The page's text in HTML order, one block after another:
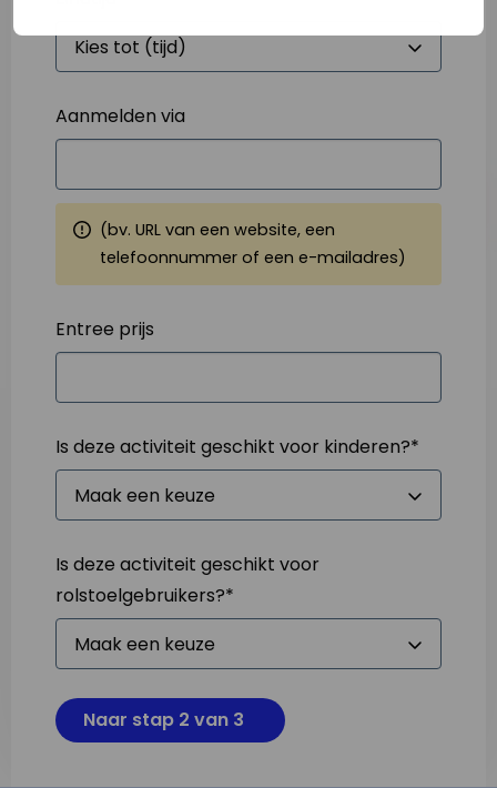
Aanmelden via
(bv. URL van een website, een
telefoonnummer of een e-mailadres)
Entree prijs
Is deze activiteit geschikt voor kinderen?*
Is deze activiteit geschikt voor
rolstoelgebruikers?*